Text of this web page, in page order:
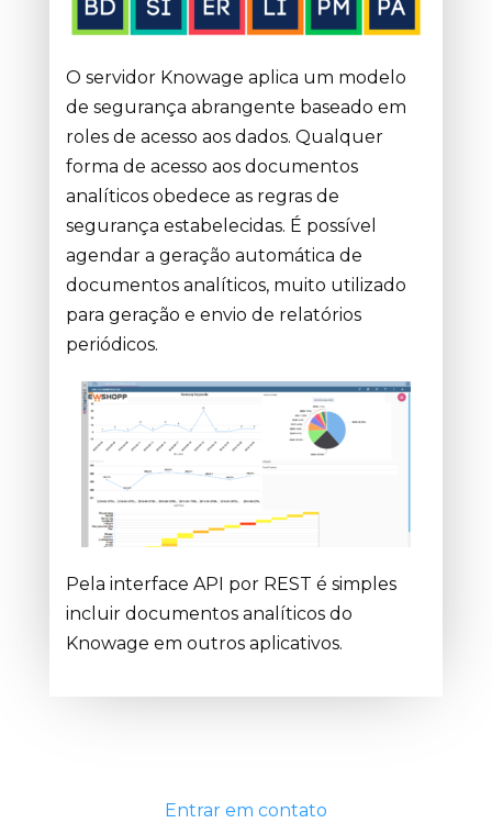
O servidor Knowage aplica um modelo
de segurança abrangente baseado em
roles de acesso aos dados. Qualquer
forma de acesso aos documentos
analíticos obedece as regras de
segurança estabelecidas. É possível
agendar a geração automática de
documentos analíticos, muito utilizado
para geração e envio de relatórios
periódicos.
Pela interface API por REST é simples
incluir documentos analíticos do
Knowage em outros aplicativos.
Entrar em contato